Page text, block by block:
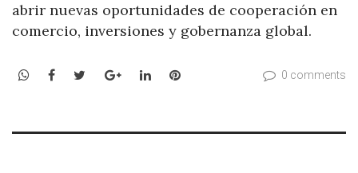
abrir nuevas oportunidades de cooperación en
comercio, inversiones y gobernanza global.
WhatsApp
Facebook
TwitterGoogle+LinkedInPinterest 0 comments